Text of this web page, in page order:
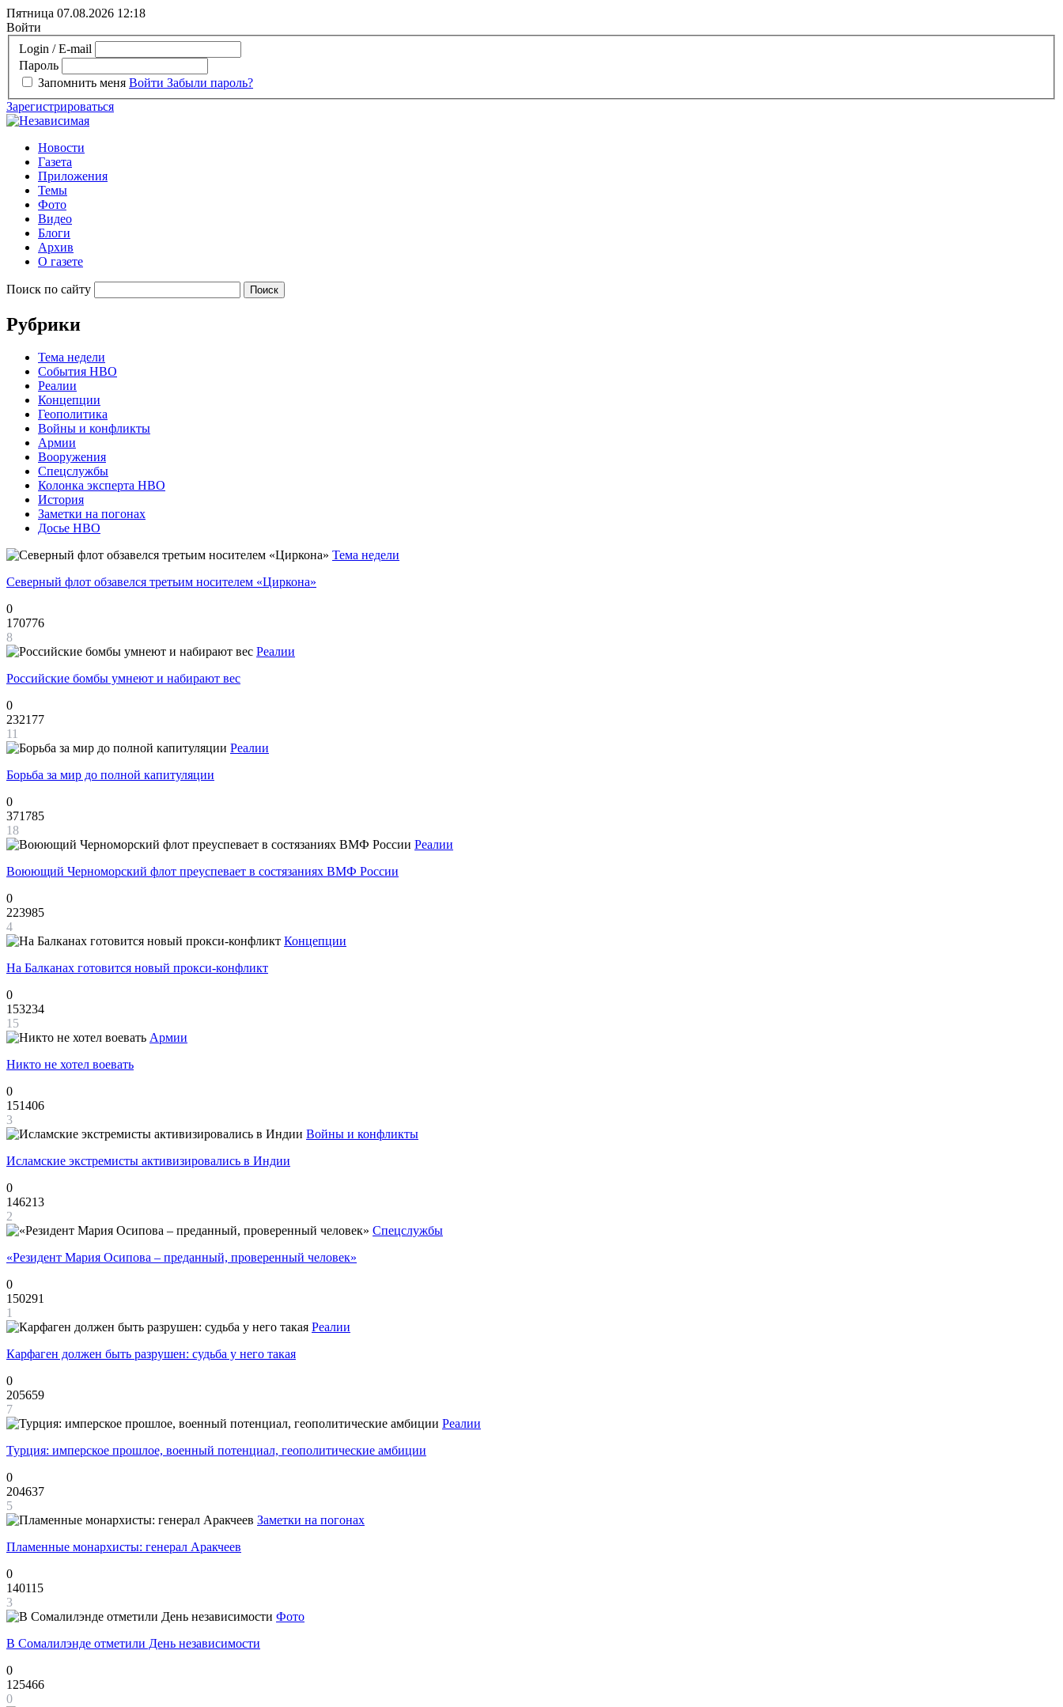
Пятница 07.08.2026 12:18
Войти
Login / E-mail
Пароль
Запомнить меня Войти Забыли пароль?
Зарегистрироваться
Новости
Газета
Приложения
Темы
Фото
Видео
Блоги
Архив
О газете
Поиск по сайту
Рубрики
Тема недели
События НВО
Реалии
Концепции
Геополитика
Войны и конфликты
Армии
Вооружения
Спецслужбы
Колонка эксперта НВО
История
Заметки на погонах
Досье НВО
Тема недели
Северный флот обзавелся третьим носителем «Циркона»
0
170776
8
Реалии
Российские бомбы умнеют и набирают вес
0
232177
11
Реалии
Борьба за мир до полной капитуляции
0
371785
18
Реалии
Воюющий Черноморский флот преуспевает в состязаниях ВМФ России
0
223985
4
Концепции
На Балканах готовится новый прокси-конфликт
0
153234
15
Армии
Никто не хотел воевать
0
151406
3
Войны и конфликты
Исламские экстремисты активизировались в Индии
0
146213
2
Спецслужбы
«Резидент Мария Осипова – преданный, проверенный человек»
0
150291
1
Реалии
Карфаген должен быть разрушен: судьба у него такая
0
205659
7
Реалии
Турция: имперское прошлое, военный потенциал, геополитические амбиции
0
204637
5
Заметки на погонах
Пламенные монархисты: генерал Аракчеев
0
140115
3
Фото
В Сомалилэнде отметили День независимости
0
125466
0